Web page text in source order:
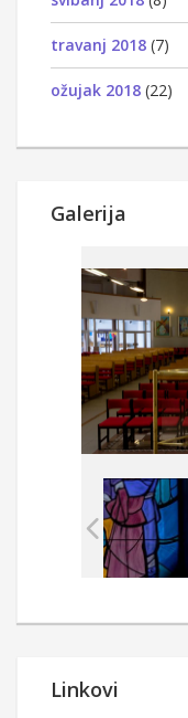
travanj 2018 (7)
ožujak 2018 (22)
Galerija
Linkovi